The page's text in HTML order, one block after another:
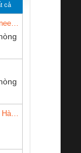
sát dòng
16I+
TNHH TM QC
cả